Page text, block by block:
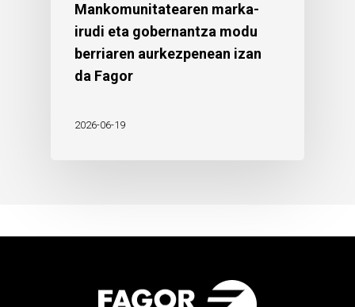
Mankomunitatearen marka-
irudi eta gobernantza modu
berriaren aurkezpenean izan
da Fagor
2026-06-19